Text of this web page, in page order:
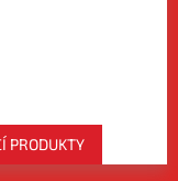
PRODUKTY